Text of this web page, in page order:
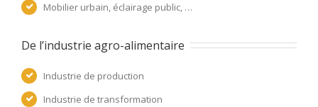
Mobilier urbain, éclairage public, …
De l’industrie agro-alimentaire
Industrie de production
Industrie de transformation